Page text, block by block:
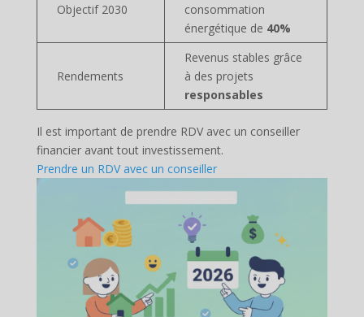
Objectif 2030
consommation
énergétique de 40%
Rendements
Revenus stables grâce
à des projets
responsables
Il est important de prendre RDV avec un conseiller
financier avant tout investissement.
Prendre un RDV avec un conseiller